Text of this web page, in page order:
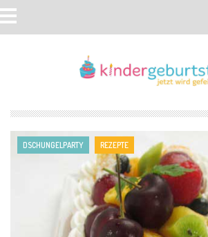
DSCHUNGELPARTY REZEPTE